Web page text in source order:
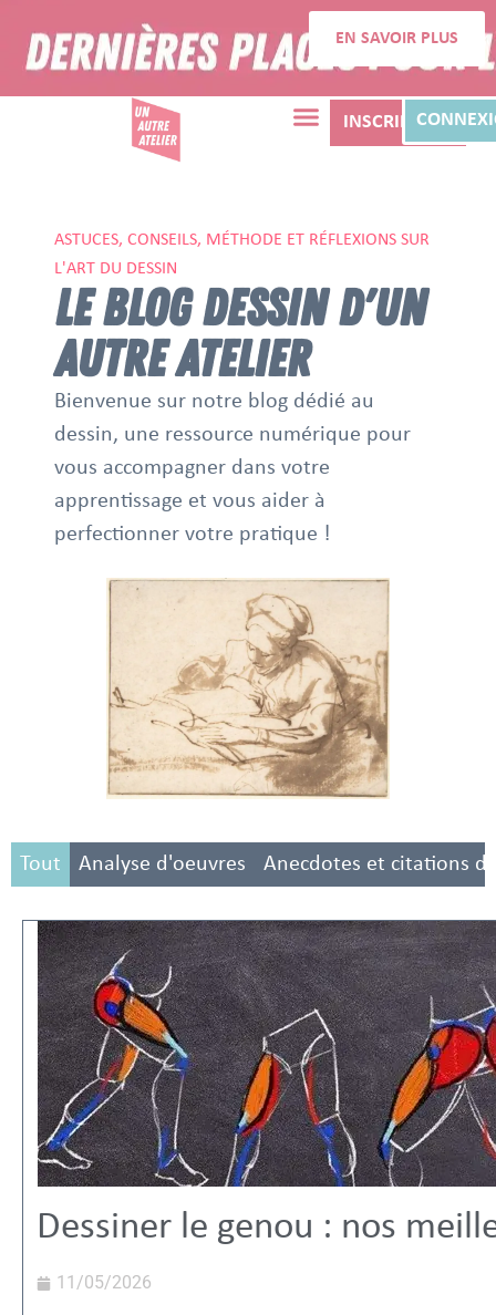
EN SAVOIR PLUS
INSCRIPTION
ASTUCES, CONSEILS, MÉTHODE ET RÉFLEXIONS SUR
L'ART DU DESSIN
LE BLOG DESSIN D'UN
AUTRE ATELIER
Bienvenue sur notre blog dédié au
dessin, une ressource numérique pour
vous accompagner dans votre
apprentissage et vous aider à
perfectionner votre pratique !
Analyse d'oeuvres Anecdotes et citations
Tout
Dessiner le genou : nos
11/05/2026